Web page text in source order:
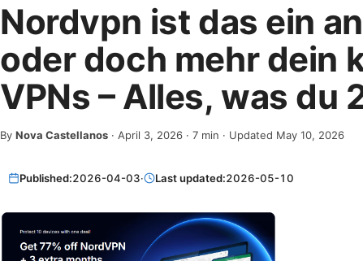
Nordvpn ist das ein
oder doch mehr dein
VPNs – Alles, was
By Nova Castellanos · April 3, 2026 · 7 min · Updated May 10, 2026
Published:2026-04-03· Last updated:2026-05-10